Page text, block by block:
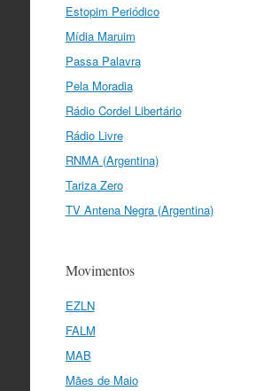
Estopim Periódico
Mídia Maruim
Passa Palavra
Pela Moradia
Rádio Cordel Libertário
Rádio Livre
RNMA (Argentina)
Tariza Zero
TV Antena Negra (Argentina)
Movimentos
EZLN
FALM
MAB
Mães de Maio